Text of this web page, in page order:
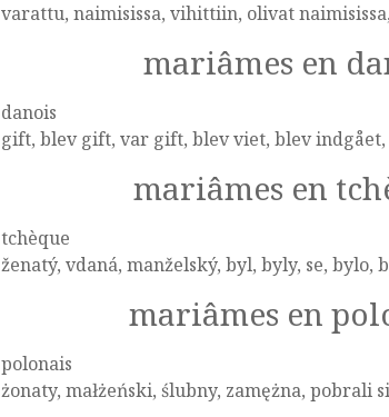
varattu, naimisissa, vihittiin, olivat
mariâmes en
danois
gift, blev gift, var gift, blev viet, blev
mariâmes en
tchèque
ženatý, vdaná, manželský, byl, byly, se, bylo,
mariâmes en
polonais
żonaty, małżeński, ślubny, zamężna,